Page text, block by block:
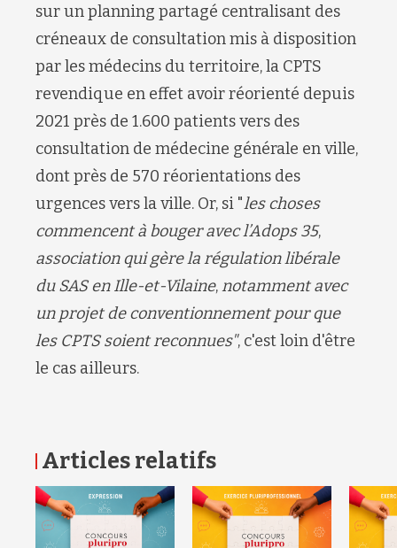
sur un planning partagé centralisant des
créneaux de consultation mis à disposition
par les médecins du territoire,la CPTS
revendique en effet avoir réorienté depuis
2021 près de 1.600 patients vers des
consultation de médecine générale enville,
dont près de 570 réorientations des
urgences vers la ville. Or, si "les choses
commencent à bouger avec l’Adops35,
association qui gère la régulation libérale
du SAS en Ille-et-Vilaine,notamment avec
un projetde conventionnement pour que
les CPTSsoient reconnues", c'est loin d'être
le cas ailleurs.
Articles relatifs